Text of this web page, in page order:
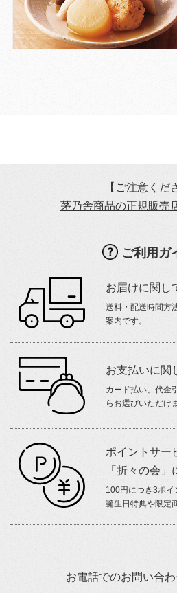
【ご注意くだ
茅乃舎商品の正規販売
ご利用ガ
お届けに関し
送料・配送時間方
案内です。
お支払いに関
カード払い、代金
らお選びいただけ
ポイントサー
「折々の会」
100円につき3ポイ
誕生日特典や限定
お電話でのお問い合